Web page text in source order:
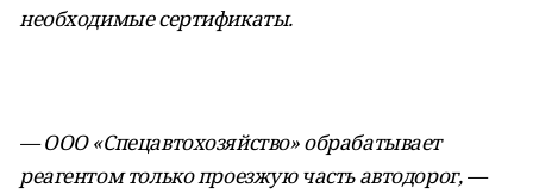
необходимые сертификаты.
— ООО «Спецавтохозяйство» обрабатывает
реагентом только проезжую часть автодорог, —